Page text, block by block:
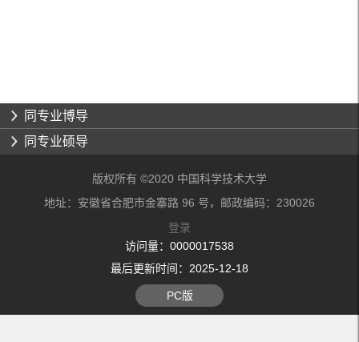
同专业博导
同专业硕导
版权所有 ©2020 中国科学技术大学
地址：安徽省合肥市金寨路 96 号，邮政编码：230026
登录
访问量： 0000017538
最后更新时间： 2025-12-18
PC版